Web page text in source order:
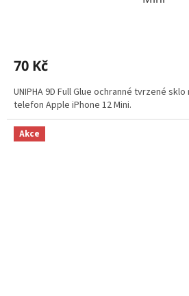
70 Kč
UNIPHA 9D Full Glue ochranné tvrzené
telefon Apple iPhone 12 Mini.
Akce